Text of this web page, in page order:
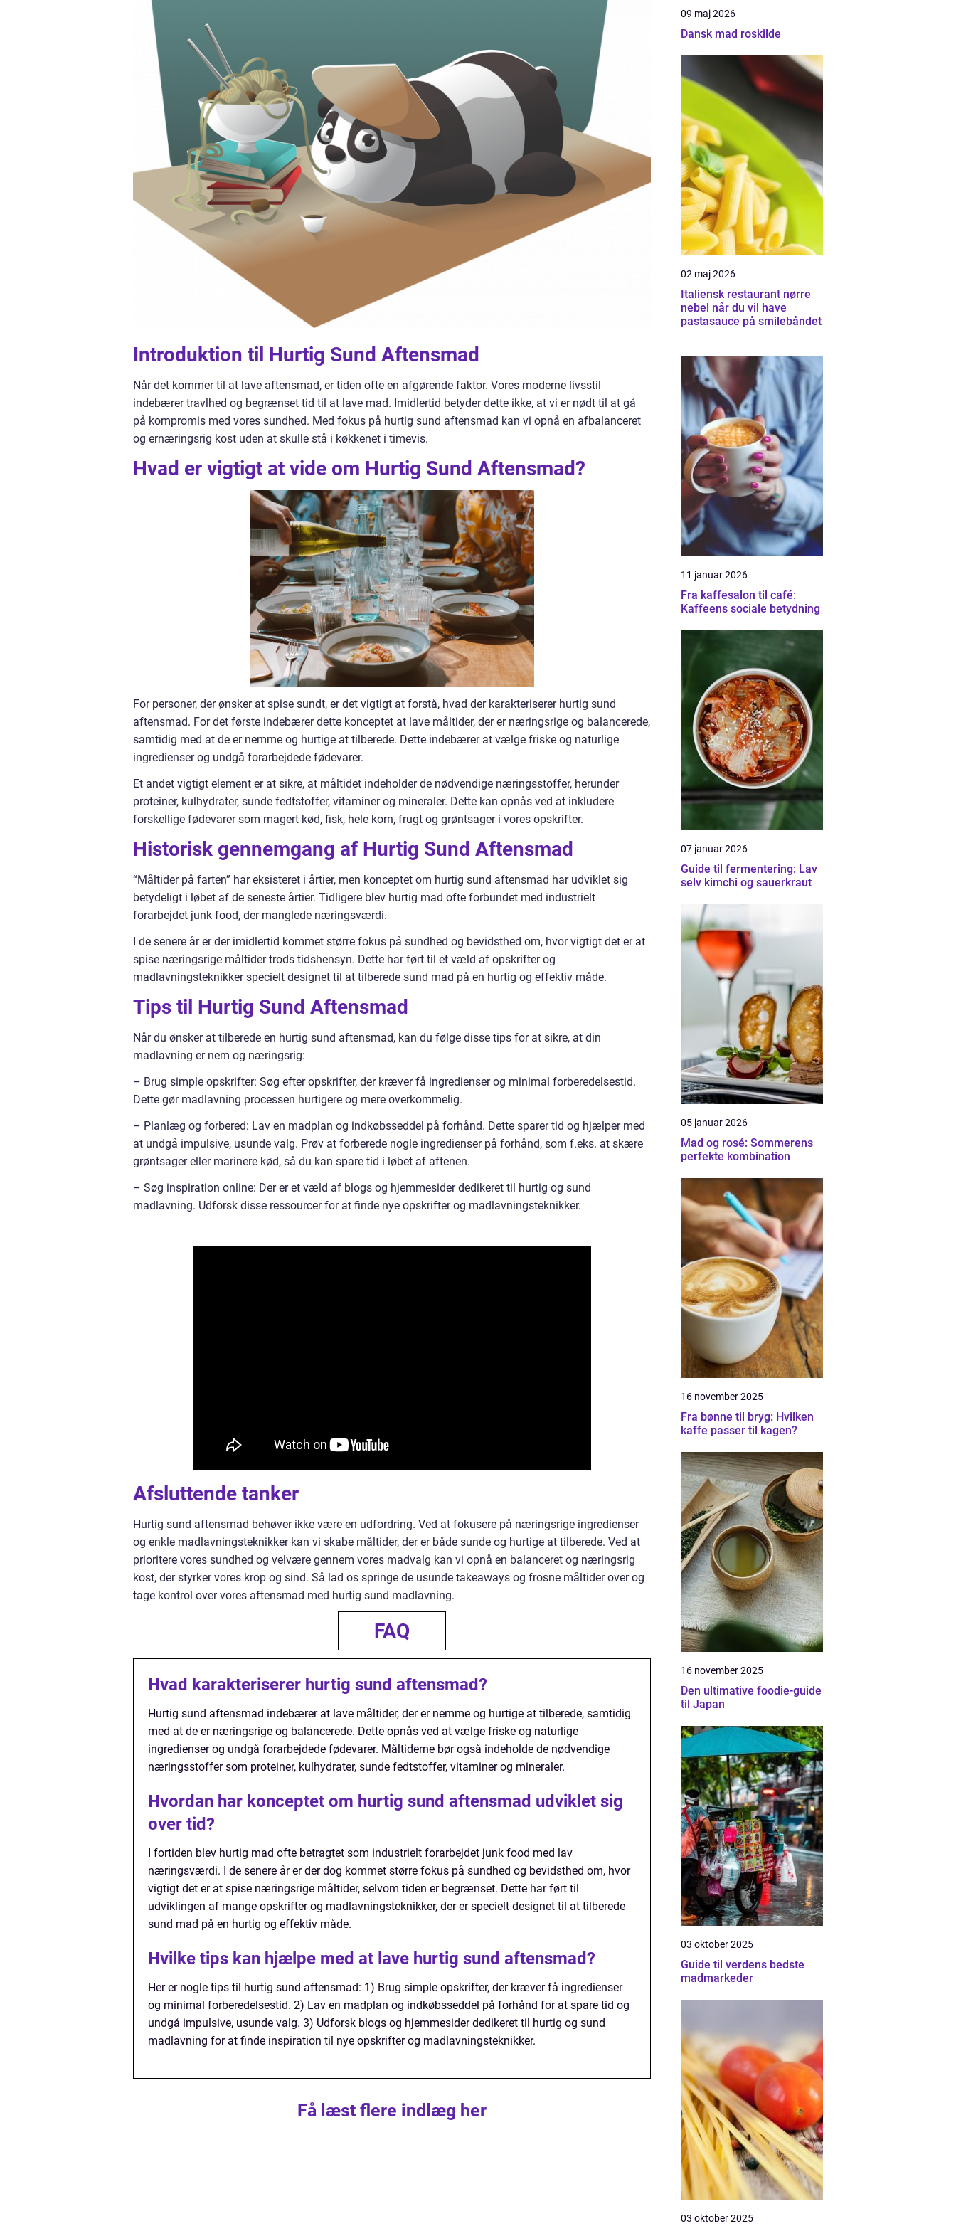
Introduktion til Hurtig Sund Aftensmad
Når det kommer til at lave aftensmad, er tiden ofte en afgørende faktor. Vores moderne livsstil
indebærer travlhed og begrænset tid til at lave mad. Imidlertid betyder dette ikke, at vi er nødt til at gå
på kompromis med vores sundhed. Med fokus på hurtig sund aftensmad kan vi opnå en afbalanceret
og ernæringsrig kost uden at skulle stå i køkkenet i timevis.
Hvad er vigtigt at vide om Hurtig Sund Aftensmad?
For personer, der ønsker at spise sundt, er det vigtigt at forstå, hvad der karakteriserer hurtig sund
aftensmad. For det første indebærer dette konceptet at lave måltider, der er næringsrige og balancerede,
samtidig med at de er nemme og hurtige at tilberede. Dette indebærer at vælge friske og naturlige
ingredienser og undgå forarbejdede fødevarer.
Et andet vigtigt element er at sikre, at måltidet indeholder de nødvendige næringsstoffer, herunder
proteiner, kulhydrater, sunde fedtstoffer, vitaminer og mineraler. Dette kan opnås ved at inkludere
forskellige fødevarer som magert kød, fisk, hele korn, frugt og grøntsager i vores opskrifter.
Historisk gennemgang af Hurtig Sund Aftensmad
“Måltider på farten” har eksisteret i årtier, men konceptet om hurtig sund aftensmad har udviklet sig
betydeligt i løbet af de seneste årtier. Tidligere blev hurtig mad ofte forbundet med industrielt
forarbejdet junk food, der manglede næringsværdi.
I de senere år er der imidlertid kommet større fokus på sundhed og bevidsthed om, hvor vigtigt det er at
spise næringsrige måltider trods tidshensyn. Dette har ført til et væld af opskrifter og
madlavningsteknikker specielt designet til at tilberede sund mad på en hurtig og effektiv måde.
Tips til Hurtig Sund Aftensmad
Når du ønsker at tilberede en hurtig sund aftensmad, kan du følge disse tips for at sikre, at din
madlavning er nem og næringsrig:
– Brug simple opskrifter: Søg efter opskrifter, der kræver få ingredienser og minimal forberedelsestid.
Dette gør madlavning processen hurtigere og mere overkommelig.
– Planlæg og forbered: Lav en madplan og indkøbsseddel på forhånd. Dette sparer tid og hjælper med
at undgå impulsive, usunde valg. Prøv at forberede nogle ingredienser på forhånd, som f.eks. at skære
grøntsager eller marinere kød, så du kan spare tid i løbet af aftenen.
– Søg inspiration online: Der er et væld af blogs og hjemmesider dedikeret til hurtig og sund
madlavning. Udforsk disse ressourcer for at finde nye opskrifter og madlavningsteknikker.
Afsluttende tanker
Hurtig sund aftensmad behøver ikke være en udfordring. Ved at fokusere på næringsrige ingredienser
og enkle madlavningsteknikker kan vi skabe måltider, der er både sunde og hurtige at tilberede. Ved at
prioritere vores sundhed og velvære gennem vores madvalg kan vi opnå en balanceret og næringsrig
kost, der styrker vores krop og sind. Så lad os springe de usunde takeaways og frosne måltider over og
tage kontrol over vores aftensmad med hurtig sund madlavning.
FAQ
Hvad karakteriserer hurtig sund aftensmad?
Hurtig sund aftensmad indebærer at lave måltider, der er nemme og hurtige at tilberede, samtidig
med at de er næringsrige og balancerede. Dette opnås ved at vælge friske og naturlige
ingredienser og undgå forarbejdede fødevarer. Måltiderne bør også indeholde de nødvendige
næringsstoffer som proteiner, kulhydrater, sunde fedtstoffer, vitaminer og mineraler.
Hvordan har konceptet om hurtig sund aftensmad udviklet sig
over tid?
I fortiden blev hurtig mad ofte betragtet som industrielt forarbejdet junk food med lav
næringsværdi. I de senere år er der dog kommet større fokus på sundhed og bevidsthed om, hvor
vigtigt det er at spise næringsrige måltider, selvom tiden er begrænset. Dette har ført til
udviklingen af mange opskrifter og madlavningsteknikker, der er specielt designet til at tilberede
sund mad på en hurtig og effektiv måde.
Hvilke tips kan hjælpe med at lave hurtig sund aftensmad?
Her er nogle tips til hurtig sund aftensmad: 1) Brug simple opskrifter, der kræver få ingredienser
og minimal forberedelsestid. 2) Lav en madplan og indkøbsseddel på forhånd for at spare tid og
undgå impulsive, usunde valg. 3) Udforsk blogs og hjemmesider dedikeret til hurtig og sund
madlavning for at finde inspiration til nye opskrifter og madlavningsteknikker.
Få læst flere indlæg her
09 maj 2026
Dansk mad roskilde
02 maj 2026
Italiensk restaurant nørre
nebel når du vil have
pastasauce på smilebåndet
11 januar 2026
Fra kaffesalon til café:
Kaffeens sociale betydning
07 januar 2026
Guide til fermentering: Lav
selv kimchi og sauerkraut
05 januar 2026
Mad og rosé: Sommerens
perfekte kombination
16 november 2025
Fra bønne til bryg: Hvilken
kaffe passer til kagen?
16 november 2025
Den ultimative foodie-guide
til Japan
03 oktober 2025
Guide til verdens bedste
madmarkeder
03 oktober 2025